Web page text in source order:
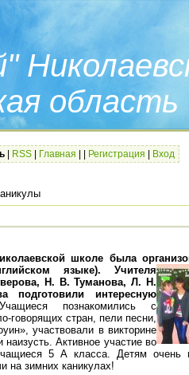
область
RSS Главная Регистрация Вход
школе была
языке). Учителя
Н. В. Туманова, Л. Н.
интересную
познакомились с
говорящих стран, пели песни,
участвовали в викторине
Активное участие во
5 А класса. Детям очень
на зимних каникулах!